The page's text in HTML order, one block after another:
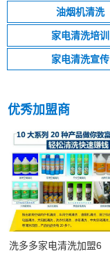
油烟机清洗
家电清洗培训
家电清洗宣传
优秀加盟商
洗多多家电清洗加盟6